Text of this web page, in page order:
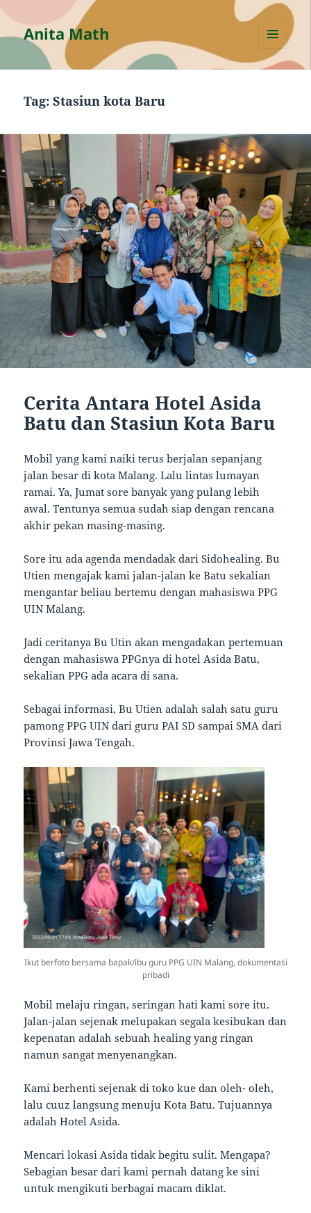
Anita Math
MENU
AND
Tag:Stasiun kota Baru
Cerita Antara Hotel Asida
Batu dan Stasiun Kota Baru
Mobil yang kami naiki terus berjalan sepanjang
jalan besar di kota Malang. Lalu lintas lumayan
ramai. Ya, Jumat sore banyak yang pulang lebih
awal. Tentunya semua sudah siap dengan rencana
akhir pekan masing-masing.
Sore itu ada agenda mendadak dari Sidohealing. Bu
Utien mengajak kami jalan-jalan ke Batu sekalian
mengantar beliau bertemu dengan mahasiswa PPG
UIN Malang.
Jadi ceritanya Bu Utin akan mengadakan pertemuan
dengan mahasiswa PPGnya di hotel Asida Batu,
sekalian PPG ada acara di sana.
Sebagai informasi, Bu Utien adalah salah satu guru
pamong PPG UIN dari guru PAI SD sampai SMA dari
Provinsi Jawa Tengah.
Ikut berfoto bersama bapak/ibu guru PPG UIN Malang, dokumentasi
pribadi
Mobil melaju ringan, seringan hati kami sore itu.
Jalan-jalan sejenak melupakan segala kesibukan dan
kepenatan adalah sebuah healing yang ringan
namun sangat menyenangkan.
Kami berhenti sejenak di toko kue dan oleh- oleh,
lalu cuuz langsung menuju Kota Batu. Tujuannya
adalah Hotel Asida.
Mencari lokasi Asida tidak begitu sulit. Mengapa?
Sebagian besar dari kami pernah datang ke sini
untuk mengikuti berbagai macam diklat.